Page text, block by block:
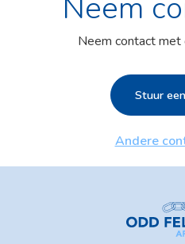
Neem contact
Stuur
Andere